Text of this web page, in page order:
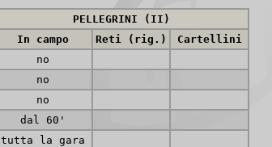
PELLEGRINI (II)
In campo
Reti (rig.)
Cartellini
no
no
no
dal 60'
tutta la gara